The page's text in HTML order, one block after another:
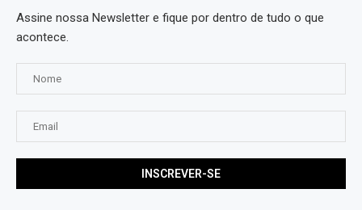
Assine nossa Newsletter e fique por dentro de tudo o que
acontece.